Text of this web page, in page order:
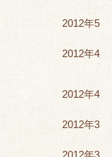
2012年5
年4
年4
年3